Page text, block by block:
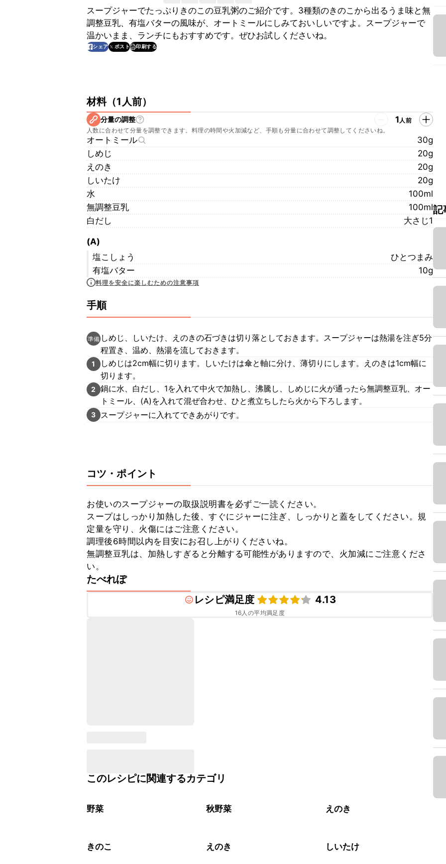
スープジャーでたっぷりきのこの豆乳粥のご紹介です。3種類のきのこから出るうま味と無
調整豆乳、有塩バターの風味が、オートミールにしみておいしいですよ。スープジャーで
温かいまま、ランチにもおすすめです。ぜひお試しくださいね。
シェア ポスト 印刷する
材料（1人前）
分量の調整 1人前
人数に合わせて分量を調整できます。料理の時間や火加減など、手順も分量に合わせて調整してくださいね。
オートミール
30g
しめじ
20g
えのき
20g
しいたけ
20g
水
100ml
無調整豆乳
100ml
白だし
大さじ1
(A)
塩こしょう
ひとつまみ
有塩バター
10g
料理を安全に楽しむための注意事項
手順
準備 しめじ、しいたけ、えのきの石づきは切り落としておきます。スープジャーは熱湯を注ぎ5分
程置き、温め、熱湯を流しておきます。
1
しめじは2cm幅に切ります。しいたけは傘と軸に分け、薄切りにします。えのきは1cm幅に
切ります。
2
鍋に水、白だし、1を入れて中火で加熱し、沸騰し、しめじに火が通ったら無調整豆乳、オー
トミール、(A)を入れて混ぜ合わせ、ひと煮立ちしたら火から下ろします。
3 スープジャーに入れてできあがりです。
コツ・ポイント
お使いのスープジャーの取扱説明書を必ずご一読ください。
スープはしっかり加熱した後、すぐにジャーに注ぎ、しっかりと蓋をしてください。規
定量を守り、火傷にはご注意ください。
調理後6時間以内を目安にお召し上がりくださいね。
無調整豆乳は、加熱しすぎると分離する可能性がありますので、火加減にご注意くださ
い。
たべれぽ
レシピ満足度
4.13
16人の平均満足度
このレシピに関連するカテゴリ
野菜 秋野菜 えのき
きのこ えのき しいたけ
記